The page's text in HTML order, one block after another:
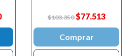
$103.350 $77.513
Comprar